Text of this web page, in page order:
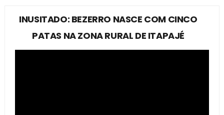
INUSITADO: BEZERRO NASCE COM CINCO
PATAS NA ZONA RURAL DE ITAPAJÉ